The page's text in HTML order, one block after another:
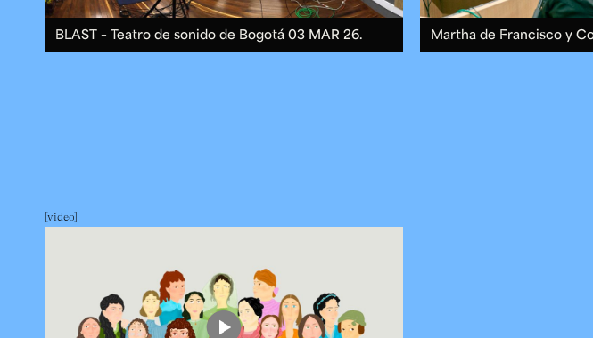
BLAST – Teatro de sonido de Bogotá 03 MAR 26. Martha de Francisco y
video